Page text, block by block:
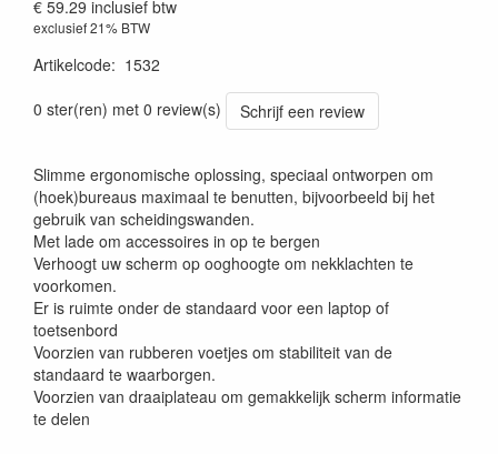
€ 59.29 inclusief btw
exclusief 21% BTW
Artikelcode: 1532
0 ster(ren) met 0 review(s)
Schrijf een review
Slimme ergonomische oplossing, speciaal ontworpen om
(hoek)bureaus maximaal te benutten, bijvoorbeeld bij het
gebruik van scheidingswanden.
Met lade om accessoires in op te bergen
Verhoogt uw scherm op ooghoogte om nekklachten te
voorkomen.
Er is ruimte onder de standaard voor een laptop of
toetsenbord
Voorzien van rubberen voetjes om stabiliteit van de
standaard te waarborgen.
Voorzien van draaiplateau om gemakkelijk scherm informatie
te delen